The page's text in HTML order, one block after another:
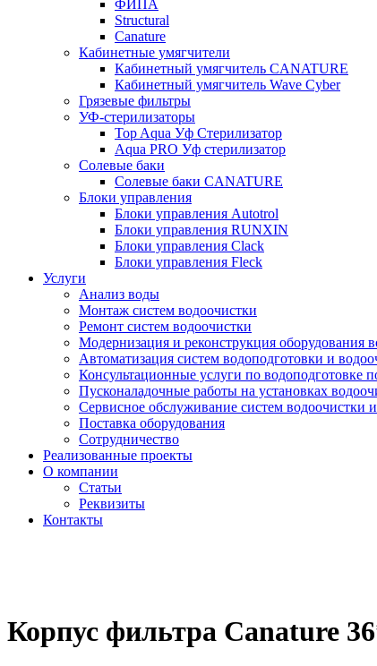
ФИПА
Structural
Canature
Кабинетные умягчители
Кабинетный умягчитель CANATURE
Кабинетный умягчитель Wave Cyber
Грязевые фильтры
УФ-стерилизаторы
Top Aqua Уф Стерилизатор
Aqua PRO Уф стерилизатор
Солевые баки
Солевые баки CANATURE
Блоки управления
Блоки управления Autotrol
Блоки управления RUNXIN
Блоки управления Clack
Блоки управления Fleck
Услуги
Анализ воды
Монтаж систем водоочистки
Ремонт систем водоочистки
Модернизация и реконструкция оборудования
Автоматизация систем водоподготовки и
Консультационные услуги по водоподготовке
Пусконаладочные работы на установках
Сервисное обслуживание систем водоочистки
Поставка оборудования
Сотрудничество
Реализованные проекты
О компании
Cтатьи
Реквизиты
Контакты
Корпус фильтра Canature